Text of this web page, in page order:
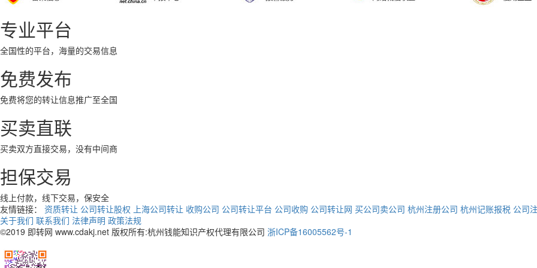
专业平台
全国性的平台，海量的交易信息
免费发布
免费将您的转让信息推广至全国
买卖直联
买卖双方直接交易，没有中间商
担保交易
线上付款，线下交易，保安全
友情链接：
资质转让 公司转让股权 上海公司转让 收购公司 公司转让平台 公司收购 公司转让网 买公司卖公司 杭州注册公司 杭州记账报税 公司
关于我们 联系我们 法律声明 政策法规
©2019 即转网 www.cdakj.net 版权所有:杭州钱能知识产权代理有限公司 浙ICP备16005562号-1